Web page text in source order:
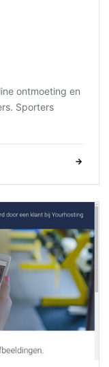
ontmoeting en
Sporters
→